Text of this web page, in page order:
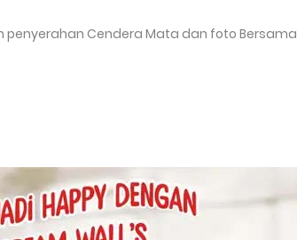
Cendera Mata dan foto Bersama